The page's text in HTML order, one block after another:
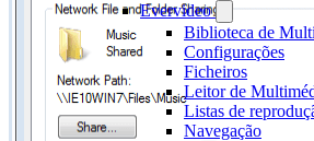
Evervideo
Biblioteca de
Configurações
Ficheiros
Leitor de
Listas de
Navegação